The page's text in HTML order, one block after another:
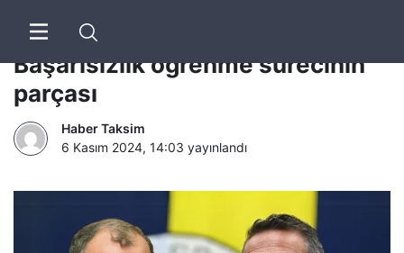
Murat Ülker-Ali Koç söyleşisi:
Başarısızlık öğrenme sürecinin
parçası
Haber Taksim
6 Kasım 2024, 14:03 yayınlandı